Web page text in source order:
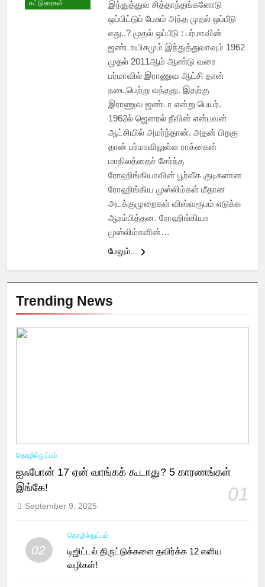
கட்டுரைகள்
இந்துத்துவ சித்தாந்தங்களோடு
ஒப்பிட்டுப் பேசும் அந்த முதல் ஒப்பீடு
எது..? முதல் ஒப்பீடு : பர்மாவின்
ஜண்டாயிசமும் இந்துத்துவாவும் 1962
முதல் 2011ஆம் ஆண்டு வரை
பர்மாவில் இராணுவ ஆட்சி தான்
நடைபெற்று வந்தது. இதற்கு
இராணுவ ஜண்டா என்று பெயர்.
1962ல் ஜெனரல் நீவின் என்பவன்
ஆட்சியில் அமர்ந்தான். அதன் பிறகு
தான் பர்மாவிலுள்ள ராக்கைன்
மாநிலத்தைச் சேர்ந்த
ரோஹிங்கியாவின் பூர்வீக குடிகளான
ரோஹிங்கிய முஸ்லிம்கள் மீதான
அடக்குமுறைகள் விஸ்வரூபம் எடுக்க
ஆரம்பித்தன. ரோஹிங்கியா
முஸ்லிம்களின்…
மேலும்...
Trending News
தொழில்நுட்பம்
ஐஃபோன் 17 ஏன் வாங்கக் கூடாது? 5 காரணங்கள்
இங்கே!
01
September 9, 2025
02
தொழில்நுட்பம்
டிஜிட்டல் திருட்டுக்களை தவிர்க்க 12 எளிய
வழிகள்!